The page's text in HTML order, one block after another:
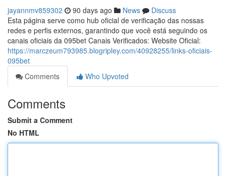
jayannmv859302 90 days ago News
Discuss
Esta página serve como hub oficial de verificação das nossas
redes e perfis externos, garantindo que você está seguindo os
canais oficiais da 095bet Canais Verificados: Website Oficial:
https://marczeum793985.blogripley.com/40928255/links-oficiais-
095bet
Comments
Who Upvoted
Comments
Submit a Comment
No HTML